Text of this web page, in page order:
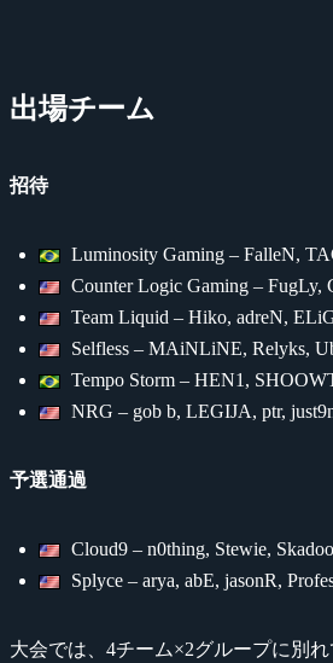
出場チーム
招待
Luminosity Gaming – FalleN,
Counter Logic Gaming – FugLy,
Team Liquid – Hiko, adreN,
Selfless – MAiNLiNE, Relyks,
Tempo Storm – HEN1,
NRG – gob b, LEGIJA, ptr,
予選通過
Cloud9 – n0thing, Stewie,
Splyce – arya, abE, jasonR,
大会では、4チーム×2グループに別